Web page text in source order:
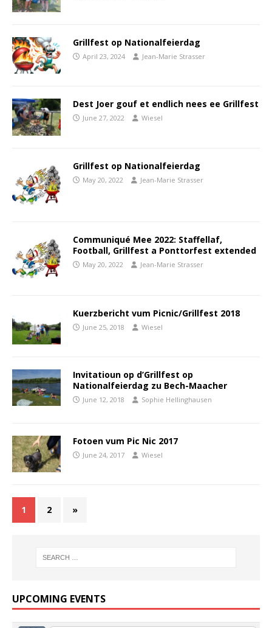
Grillfest op Nationalfeierdag
April 23, 2024 Jean-Marie Strasser
Dest Joer gouf et endlich nees ee Grillfest
June 27, 2022 Wiesel
Grillfest op Nationalfeierdag
May 20, 2022 Jean-Marie Strasser
Communiqué Mee 2022: Staffellaf,
Football, Grillfest a Ponttorfest extended
May 20, 2022 Jean-Marie Strasser
Kuerzbericht vum Picnic/Grillfest 2018
June 25, 2018 Wiesel
Invitatioun op d’Grillfest op
Nationalfeierdag zu Bech-Maacher
June 12, 2018 Sophie Hellinghausen
Fotoen vum Pic Nic 2017
June 24, 2017 Wiesel
1 2 »
UPCOMING EVENTS